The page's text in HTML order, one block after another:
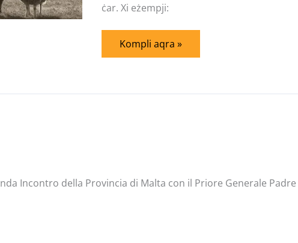
ċar. Xi eżempji:
Kompli aqra »
Incontro della Provincia di Malta con il Priore Generale